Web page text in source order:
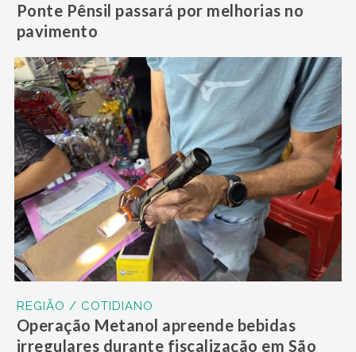
Ponte Pênsil passará por melhorias no
pavimento
REGIÃO / COTIDIANO
Operação Metanol apreende bebidas
irregulares durante fiscalização em São